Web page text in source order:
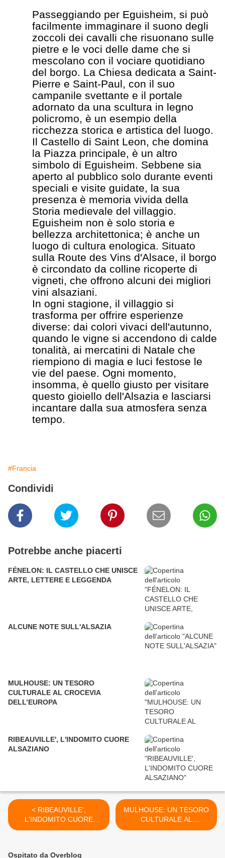
Passeggiando per Eguisheim, si può
facilmente immaginare il suono degli
zoccoli dei cavalli che risuonano sulle
pietre e le voci delle dame che si
mescolano con il vociare quotidiano
del borgo. La Chiesa dedicata a Saint-
Pierre e Saint-Paul, con il suo
campanile svettante e il portale
adornato da una scultura in legno
policromo, è un esempio della
ricchezza storica e artistica del luogo.
Il Castello di Saint Leon, che domina
la Piazza principale, è un altro
simbolo di Eguisheim. Sebbene sia
aperto al pubblico solo durante eventi
speciali e visite guidate, la sua
presenza è memoria vivida della
Storia medievale del villaggio.
Eguisheim non è solo storia e
bellezza architettonica; è anche un
luogo di cultura enologica. Situato
sulla Route des Vins d'Alsace, il borgo
è circondato da colline ricoperte di
vigneti, che offrono alcuni dei migliori
vini alsaziani.
In ogni stagione, il villaggio si
trasforma per offrire esperienze
diverse: dai colori vivaci dell'autunno,
quando le vigne si accendono di calde
tonalità, ai mercatini di Natale che
riempiono di magia e luci festose le
vie del paese. Ogni momento,
insomma, è quello giusto per visitare
questo gioiello dell'Alsazia e lasciarsi
incantare dalla sua atmosfera senza
tempo.
#Francia
Condividi
Potrebbe anche piacerti
FÉNELON: IL CASTELLO CHE UNISCE
ARTE, LETTERE E LEGGENDA
ALCUNE NOTE SULL'ALSAZIA
MULHOUSE: UN TESORO
CULTURALE AL CROCEVIA
DELL’EUROPA
RIBEAUVILLE', L'INDOMITO CUORE
ALSAZIANO
< RIBEAUVILLE',
L'INDOMITO CUORE
ALSAZIANO
MULHOUSE: UN TESORO
CULTURALE AL
CROCEVIA DELL’EUROPA
Ospitato da Overblog